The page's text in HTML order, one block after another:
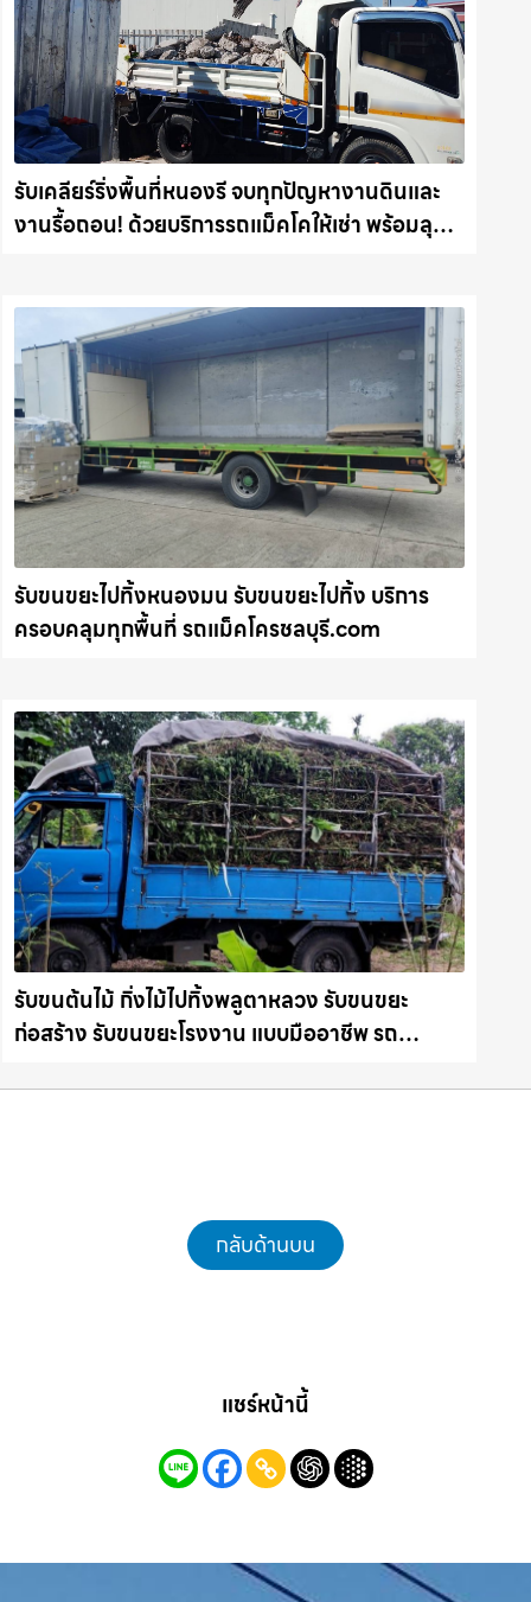
รับเคลียร์ริ่งพื้นที่หนองรี จบทุกปัญหางานดินและ
งานรื้อถอน! ด้วยบริการรถแม็คโคให้เช่า พร้อมลุย
รับขนขยะไปทิ้งหนองมน รับขนขยะไปทิ้ง บริการ
ครอบคลุมทุกพื้นที่ รถแม็คโครชลบุรี.com
รับขนต้นไม้ กิ่งไม้ไปทิ้งพลูตาหลวง รับขนขยะ
ก่อสร้าง รับขนขยะโรงงาน แบบมืออาชีพ รถ
กลับด้านบน
แชร์หน้านี้